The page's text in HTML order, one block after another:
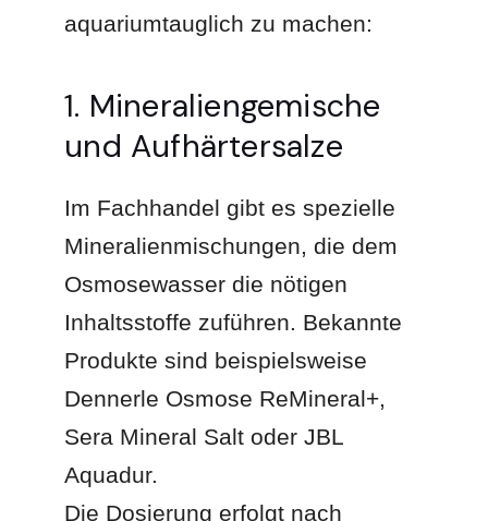
aquariumtauglich zu machen:
1. Mineraliengemische
und Aufhärtersalze
Im Fachhandel gibt es spezielle
Mineralienmischungen, die dem
Osmosewasser die nötigen
Inhaltsstoffe zuführen. Bekannte
Produkte sind beispielsweise
Dennerle Osmose ReMineral+,
Sera Mineral Salt oder JBL
Aquadur.
Die Dosierung erfolgt nach